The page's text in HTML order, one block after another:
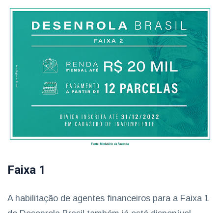
Faixa 1
A habilitação de agentes financeiros para a Faixa 1